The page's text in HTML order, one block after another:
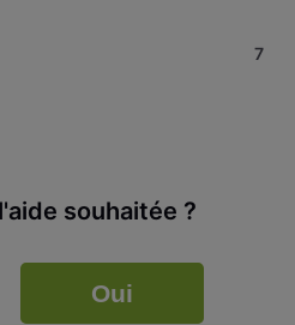
7
souhaitée ?
Oui